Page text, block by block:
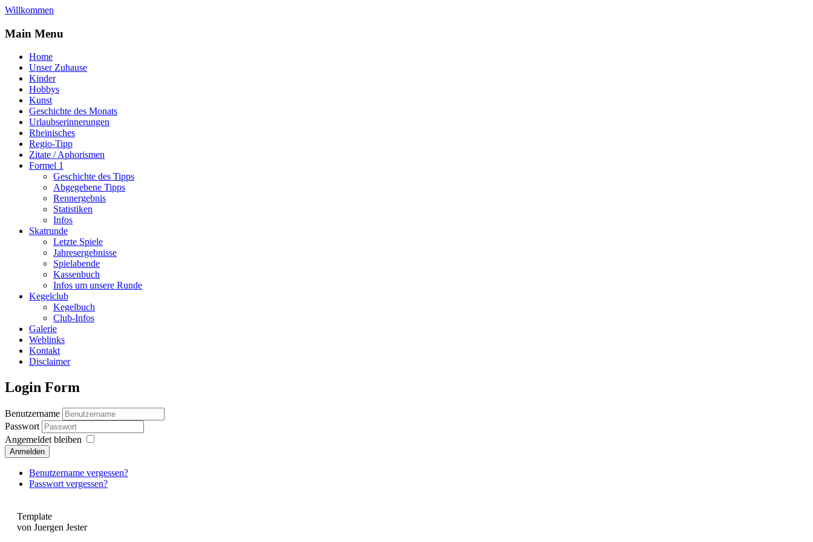
Willkommen
Main Menu
Home
Unser Zuhause
Kinder
Hobbys
Kunst
Geschichte des Monats
Urlaubserinnerungen
Rheinisches
Regio-Tipp
Zitate / Aphorismen
Formel 1
Geschichte des Tipps
Abgegebene Tipps
Rennergebnis
Statistiken
Infos
Skatrunde
Letzte Spiele
Jahresergebnisse
Spielabende
Kassenbuch
Infos um unsere Runde
Kegelclub
Kegelbuch
Club-Infos
Galerie
Weblinks
Kontakt
Disclaimer
Login Form
Benutzername
Passwort
Angemeldet bleiben
Anmelden
Benutzername vergessen?
Passwort vergessen?
Template
von Juergen Jester